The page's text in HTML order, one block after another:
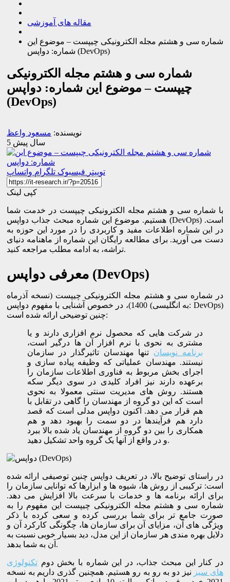
مقاله های آموزشی
شماره سی و هشتم مجله الکترونیکی چیپست – موضوع این
شماره: دواپس (DevOps)
شماره سی و هشتم مجله الکترونیکی
چیپست – موضوع این شماره: دواپس
(DevOps)
نویسنده: مسعود واعظ
5 سال پیش
توییتر فیسبوک تلگرام واتساپ
کپی لینک
با شماره سی و هشتم مجله الکترونیکی چیپست در خدمت شما
هستیم. موضوع این شماره مبحث جذاب دواپس (DevOps) است.
در این شماره اطلاعات مفید و کاربردی را در مورد این حوزه به
دست می آورید. برای مطالعه رایگان این شماره از ماهنامه دنیای
تراشه، به ادامه مطلب مراجعه کنید.
معرفی دواپس (DevOps)
در شماره سی و هشتم مجله الکترونیکی چیپست (نسخه آذرماه
1400)، در خصوص آشنایی با مفهوم دواپس (به انگلیسی: DevOps)
چنین توضیحی ارائه شده است:
در شرکت هایی که محصول نرم افزاری دارند و یا
مشتری به نحوی با نرم افزار آن ها درگیر است،
برنامه نویسان تنها مهندسان تاثیرگذار در سازمان
نیستند. مهندسان عملیاتی که وظیفه پیاده سازی و
اجرای بخش مربوط به فناوری اطلاعات سازمان را
برعهده دارند نیز افراد کلیدی در سوی دیگر سکه
هستند. روش های مدیریت سنتی معمولا به نحوی
است که این دو گروه از مهندسان را گاهی در تقابل با
هم قرار می دهد. اکنون دواپس مدلی است که قصد
دارد هم فرآیندها در دو سمت را بهبود دهد و هم
همکاری را بین دو گروه از مهندسان یاد شده بالا ببرد
و در واقع از آنها یک گروه واحد تشکیل دهید.
در راستای توضیح بالا، در تعریف دواپس چنین توصیفی ارائه شده
است: ترکیبی از روش ها، شیوه ها و ابزارها که توانایی سازمان را
برای ارائه برنامه ها و خدمات با سرعت بالا افزایش می دهد.
شماره سی و هشتم مجله الکترونیکی چیپست این مفهوم را به
صورت جامع تر برای شما بررسی کرده و سعی کرده با ذکر
ویژگی های آن، مزایای آن برای سازمان ها، چگونگی کارکرد آن و
دلایل بهره مندی هر سازمان از این مدل، دید بسیار خوبی نسبت به
آن به شما بدهد.
در کنار این مبحث جذاب، در این شماره با بخش دوم تکنولوژی
های سبز نیز دو به رو به رو هستیم. همچنین گذری داریم به نسخه